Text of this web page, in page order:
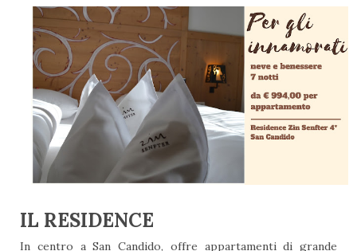
IL RESIDENCE
In centro a San Candido, offre appartamenti di grande